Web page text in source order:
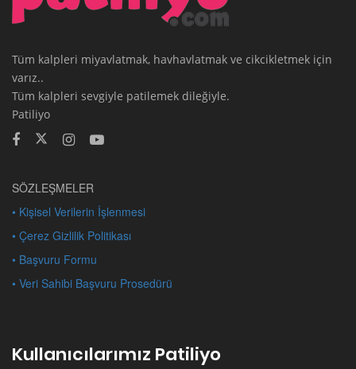
Tüm kalpleri miyavlatmak, havhavlatmak ve cikcikletmek için
varız..
Tüm kalpleri sevgiyle patilemek dileğiyle.
Patiliyo
SÖZLEŞMELER
• Kişisel Verilerin İşlenmesi
• Çerez Gizlilik Politikası
• Başvuru Formu
• Veri Sahibi Başvuru Prosedürü
Kullanıcılarımız Patiliyo